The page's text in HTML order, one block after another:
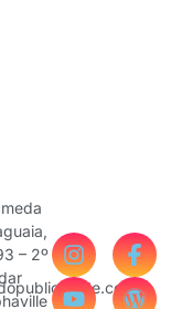
– 2º